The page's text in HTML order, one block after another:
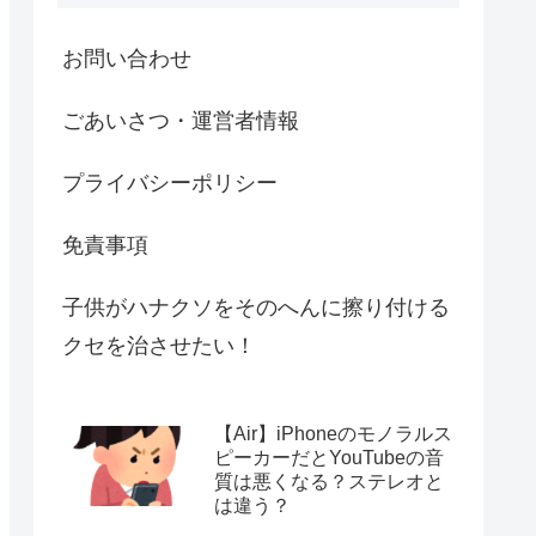
お問い合わせ
ごあいさつ・運営者情報
プライバシーポリシー
免責事項
子供がハナクソをそのへんに擦り付ける
クセを治させたい！
【Air】iPhoneのモノラルス
ピーカーだとYouTubeの音
質は悪くなる？ステレオと
は違う？